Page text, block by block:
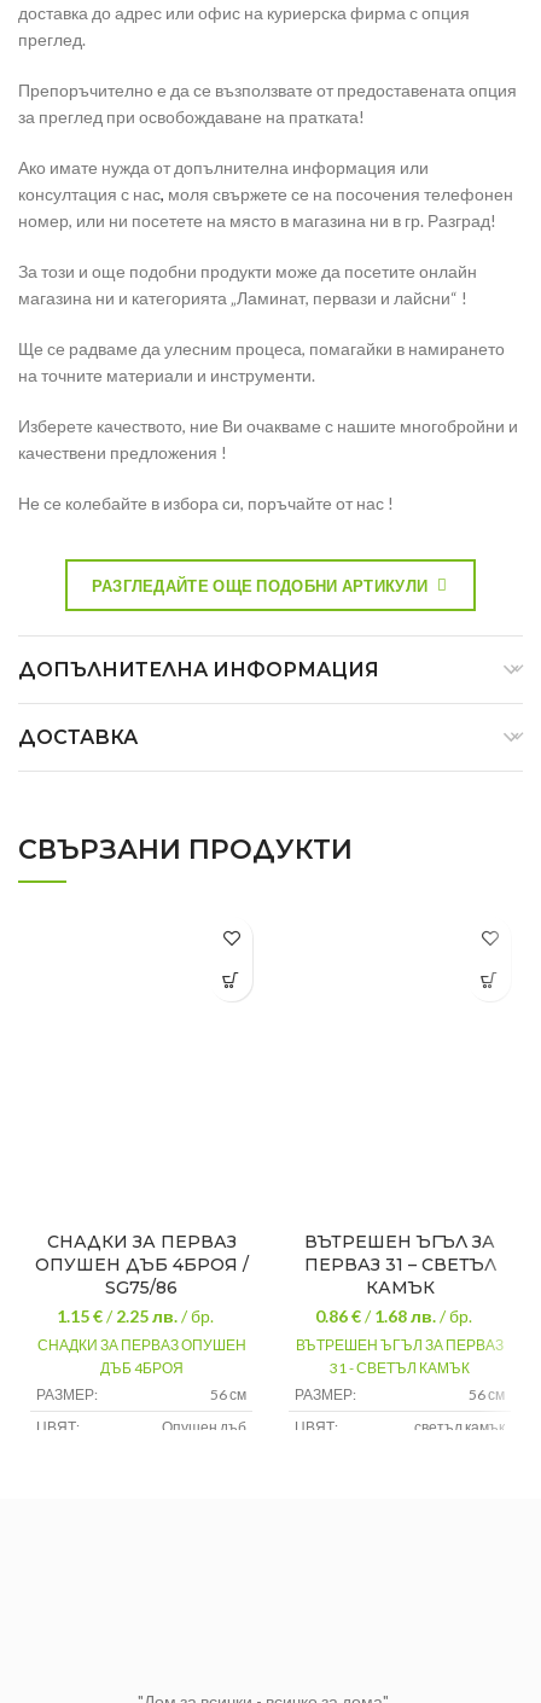
доставка до адрес или офис на куриерска фирма с опция
преглед.
Препоръчително е да се възползвате от предоставената опция
за преглед при освобождаване на пратката!
Ако имате нужда от допълнителна информация или
консултация с нас, моля свържете се на посочения телефонен
номер, или ни посетете на място в магазина ни в гр. Разград!
За този и още подобни продукти може да посетите онлайн
магазина ни и категорията „Ламинат, первази и лайсни“ !
Ще се радваме да улесним процеса, помагайки в намирането
на точните материали и инструменти.
Изберете качеството, ние Ви очакваме с нашите многобройни и
качествени предложения !
Не се колебайте в избора си, поръчайте от нас !
РАЗГЛЕДАЙТЕ ОЩЕ ПОДОБНИ АРТИКУЛИ
ДОПЪЛНИТЕЛНА ИНФОРМАЦИЯ
ДОСТАВКА
СВЪРЗАНИ ПРОДУКТИ
СНАДКИ ЗА ПЕРВАЗ
ОПУШЕН ДЪБ 4БРОЯ /
SG75/86
1.15 €/2.25лв./ бр.
СНАДКИ ЗА ПЕРВАЗ ОПУШЕН
ДЪБ 4БРОЯ
РАЗМЕР:
56 см
ЦВЯТ:
Опушен дъб
ВЪТРЕШЕН ЪГЪЛ ЗА
ПЕРВАЗ 31 – СВЕТЪЛ
КАМЪК
0.86 €/1.68лв./ бр.
ВЪТРЕШЕН ЪГЪЛ ЗА ПЕРВАЗ
31 - СВЕТЪЛ КАМЪК
РАЗМЕР:
56 см
ЦВЯТ:
светъл камък